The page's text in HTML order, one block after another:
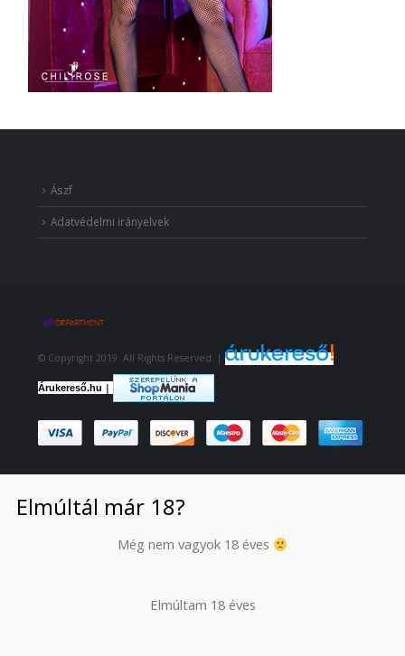
Ászf
Adatvédelmi irányelvek
© Copyright 2019. All Rights Reserved. |
Árukereső.hu |
Elmúltál már 18?
Még nem vagyok 18 éves
Elmúltam 18 éves